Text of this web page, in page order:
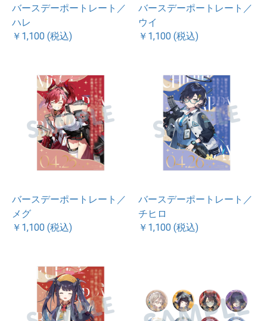
バースデーポートレート／
ハレ
￥1,100 (税込)
バースデーポートレート／
ウイ
￥1,100 (税込)
バースデーポートレート／
メグ
￥1,100 (税込)
バースデーポートレート／
チヒロ
￥1,100 (税込)